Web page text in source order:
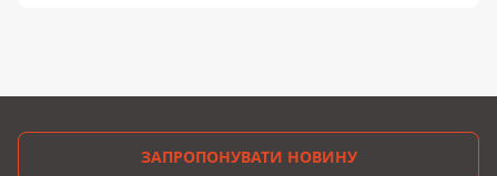
ЗАПРОПОНУВАТИ НОВИНУ